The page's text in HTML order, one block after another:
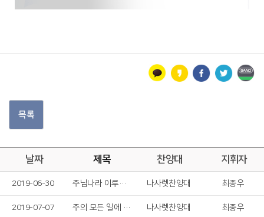
목록
날짜 제목 찬양대 지휘자
2019-06-30 주님나라 이루게 하소서 나사렛찬양대 최종우
2019-07-07 주의 모든 일에 감사드리며 나사렛찬양대 최종우